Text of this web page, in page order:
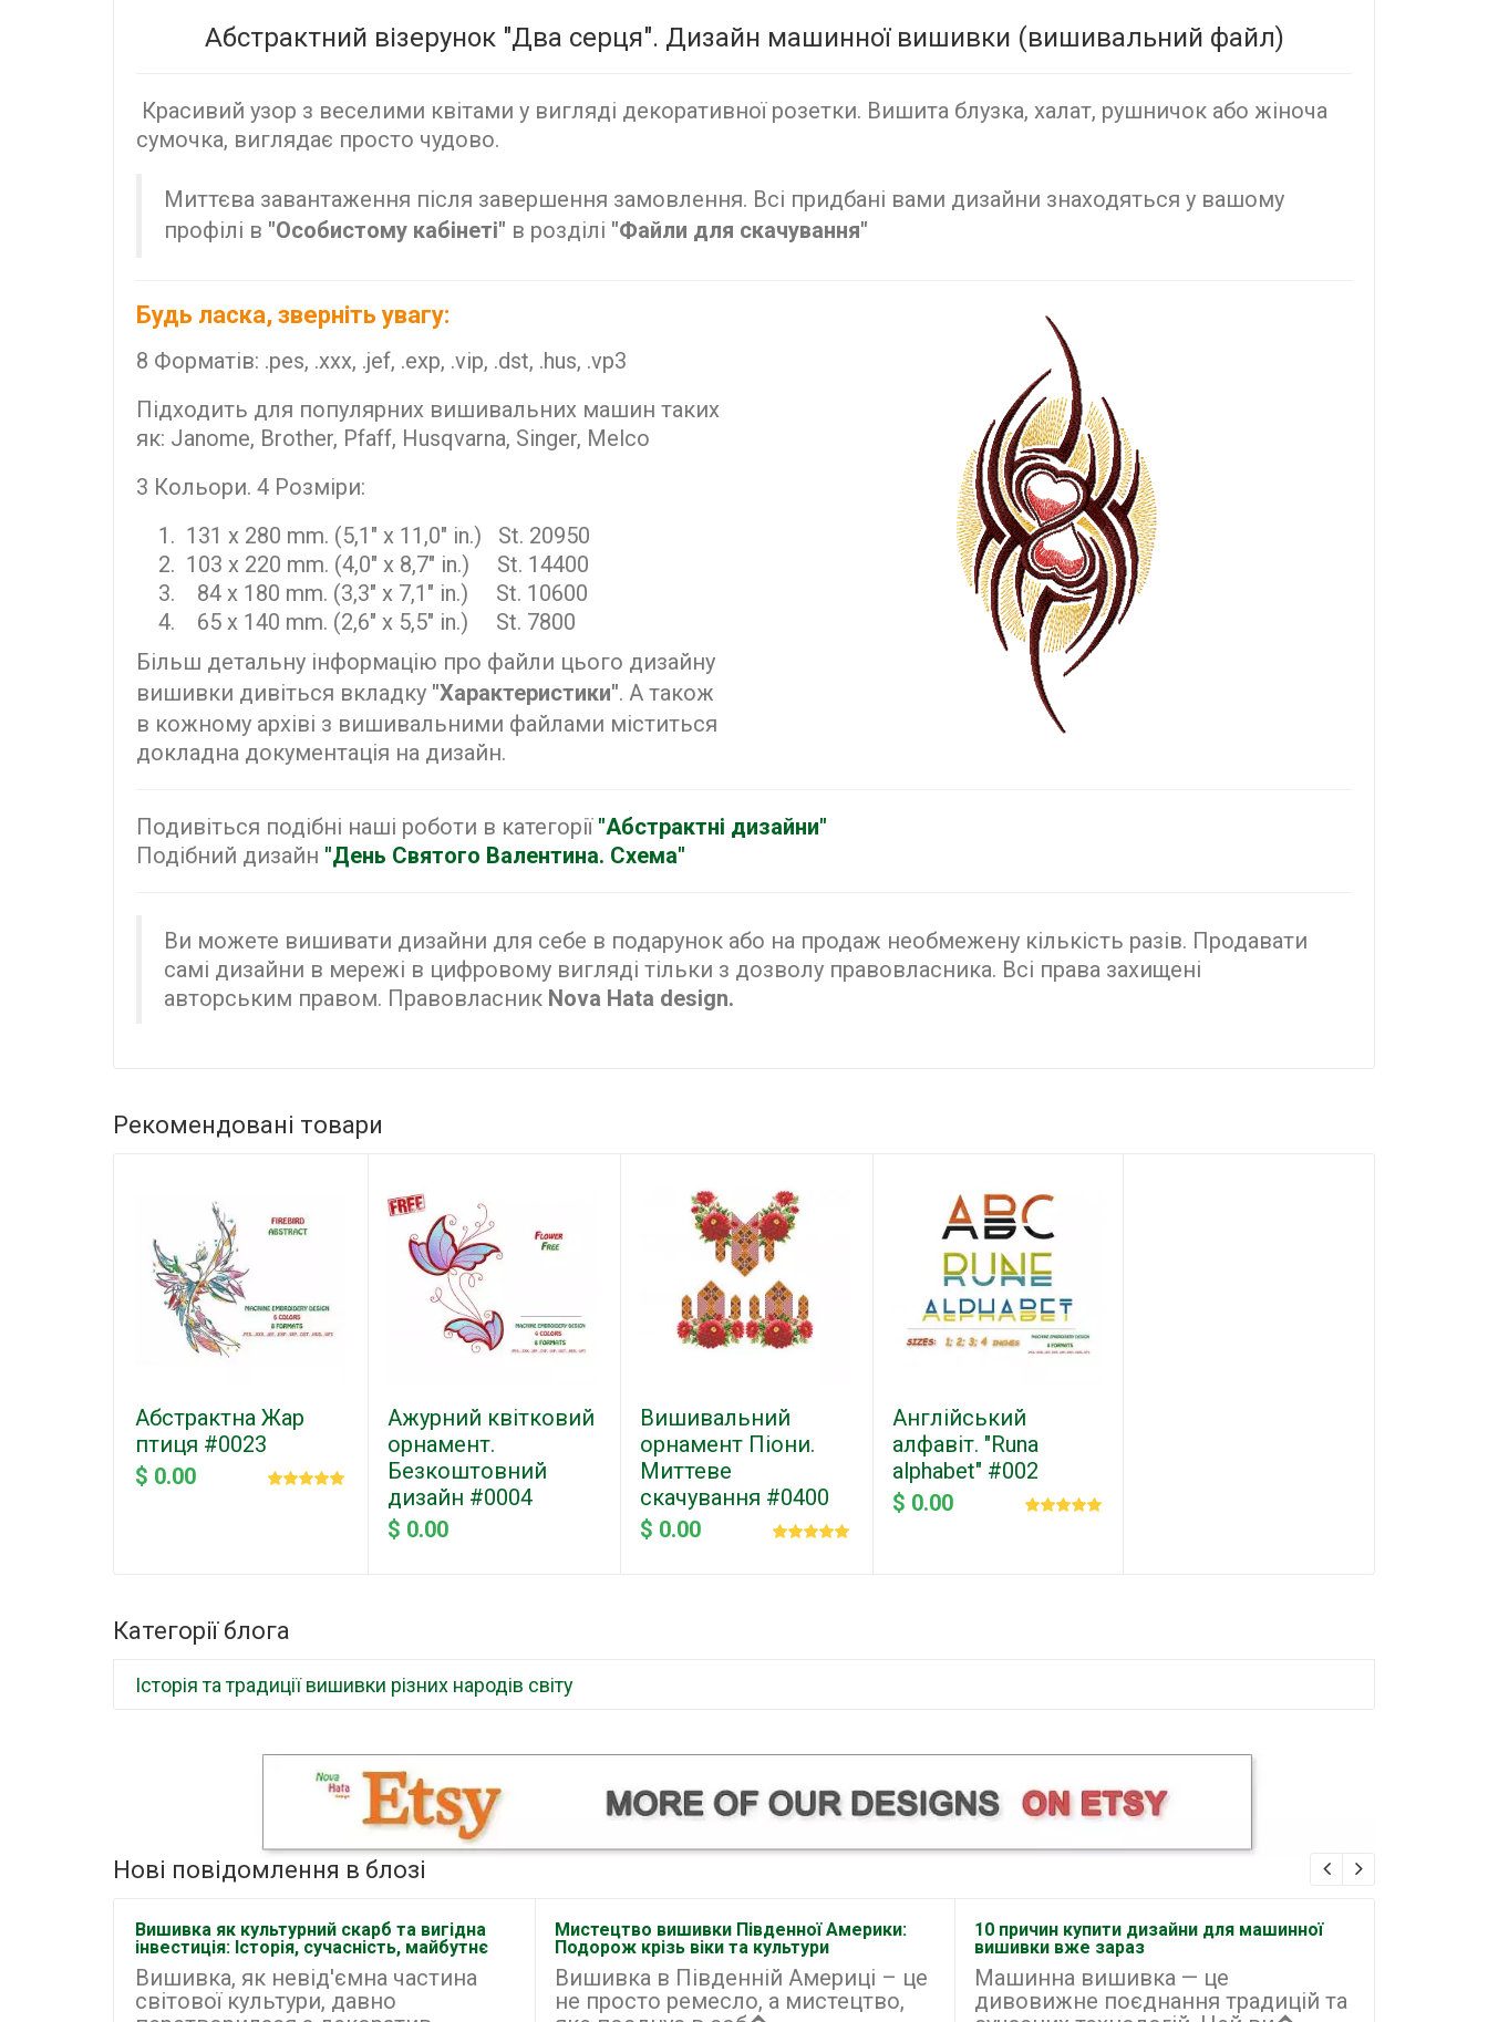
Абстрактний візерунок "Два серця". Дизайн машинної вишивки (вишивальний файл)
Красивий узор з веселими квітами у вигляді декоративної розетки. Вишита блузка, халат, рушничок або жіноча
сумочка, виглядає просто чудово.
Миттєва завантаження після завершення замовлення. Всі придбані вами дизайни знаходяться у вашому
профілі в "Особистому кабінеті" в розділі "Файли для скачування"
Будь ласка, зверніть увагу:
8 Форматів: .pes, .xxx, .jef, .exp, .vip, .dst, .hus, .vp3
Підходить для популярних вишивальних машин таких
як: Janome, Brother, Pfaff, Husqvarna, Singer, Melco
3 Кольори. 4 Розміри:
131 x 280 mm. (5,1" x 11,0" in.) St. 20950
103 x 220 mm. (4,0" x 8,7" in.) St. 14400
84 x 180 mm. (3,3" x 7,1" in.) St. 10600
65 x 140 mm. (2,6" x 5,5" in.) St. 7800
Більш детальну інформацію про файли цього дизайну
вишивки дивіться вкладку "Характеристики". А також
в кожному архіві з вишивальними файлами міститься
докладна документація на дизайн.
Подивіться подібні наші роботи в категорії "Абстрактні дизайни"
Подібний дизайн "День Святого Валентина. Схема"
Ви можете вишивати дизайни для себе в подарунок або на продаж необмежену кількість разів. Продавати
самі дизайни в мережі в цифровому вигляді тільки з дозволу правовласника. Всі права захищені
авторським правом. Правовласник Nova Hata design.
Рекомендовані товари
Абстрактна Жар
птиця #0023
$ 0.00
Ажурний квітковий
орнамент.
Безкоштовний
дизайн #0004
$ 0.00
Вишивальний
орнамент Піони.
Миттеве
скачування #0400
$ 0.00
Англійський
алфавіт. "Runa
alphabet" #002
$ 0.00
Категорії блога
Історія та традиції вишивки різних народів світу
Нові повідомлення в блозі
Вишивка як культурний скарб та вигідна
інвестиція: Історія, сучасність, майбутнє
Вишивка, як невід'ємна частина
світової культури, давно
Мистецтво вишивки Південної Америки:
Подорож крізь віки та культури
Вишивка в Південній Америці – це
не просто ремесло, а мистецтво,
10 причин купити дизайни для машинної
вишивки вже зараз
Машинна вишивка — це
дивовижне поєднання традицій та